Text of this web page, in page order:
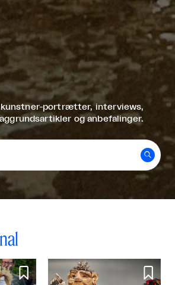
kunstner-portrætter, interviews,
og anbefalinger.

Yi
 